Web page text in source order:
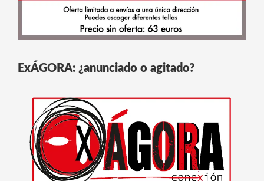
ExÁGORA: ¿anunciado o agitado?